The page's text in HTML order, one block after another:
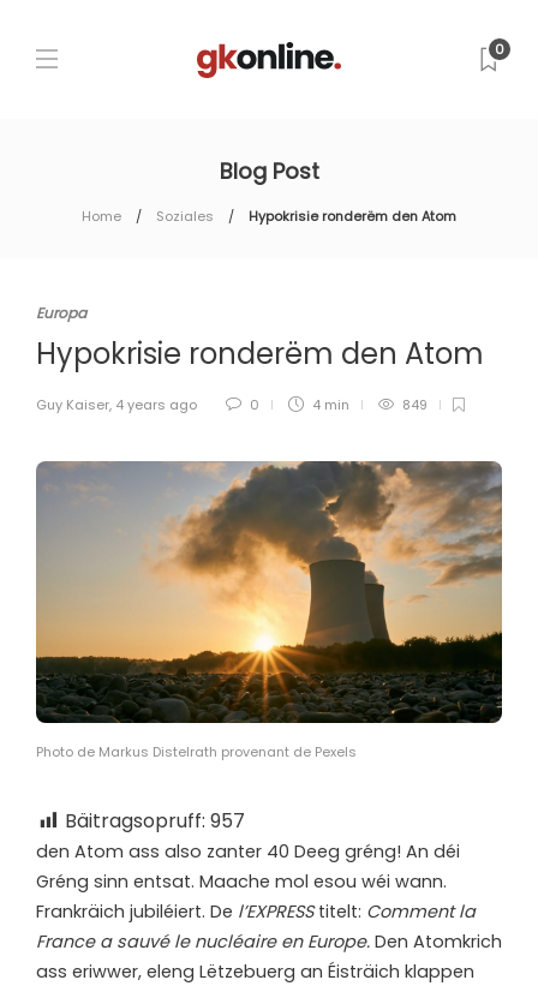
0
Blog Post
Home Soziales Hypokrisie ronderëm den Atom
Europa
Hypokrisie ronderëm den Atom
Guy Kaiser, 4 years ago 0 4 min 849
Photo de Markus Distelrath provenant de Pexels
Bäitragsopruff: 957
den Atom ass also zanter 40 Deeg gréng! An déi
Gréng sinn entsat. Maache mol esou wéi wann.
Frankräich jubiléiert. De l’EXPRESStitelt: Comment la
France a sauvé le nucléaire en Europe. Den Atomkrich
ass eriwwer, eleng Lëtzebuerg an Éisträich klappen